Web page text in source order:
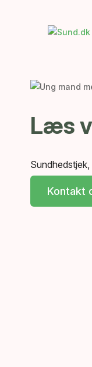
Læs
Kontakt